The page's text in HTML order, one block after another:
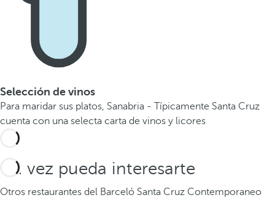
Selección de vinos
Para maridar sus platos, Sanabria - Típicamente Santa Cruz
cuenta con una selecta carta de vinos y licores
Tal vez pueda interesarte
Otros restaurantes del Barceló Santa Cruz Contemporaneo